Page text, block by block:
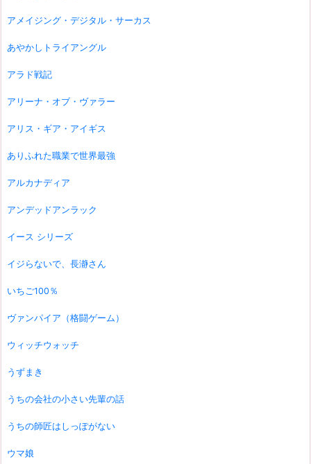
アメイジング・デジタル・サーカス
あやかしトライアングル
アラド戦記
アリーナ・オブ・ヴァラー
アリス・ギア・アイギス
ありふれた職業で世界最強
アルカナディア
アンデッドアンラック
イース シリーズ
イジらないで、長瀞さん
いちご100％
ヴァンパイア（格闘ゲーム）
ウィッチウォッチ
うずまき
うちの会社の小さい先輩の話
うちの師匠はしっぽがない
ウマ娘